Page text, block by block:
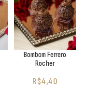
Bombom Ferrero
Rocher
R$4,40